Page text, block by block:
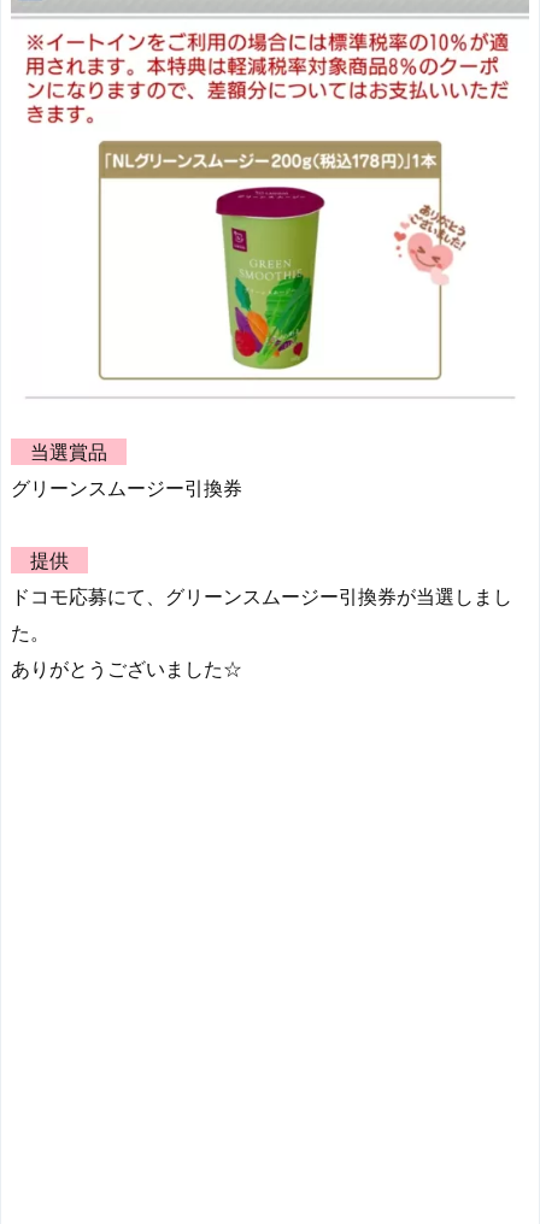
当選賞品
グリーンスムージー引換券
提供
ドコモ応募にて、グリーンスムージー引換券が当選しまし
た。
ありがとうございました☆